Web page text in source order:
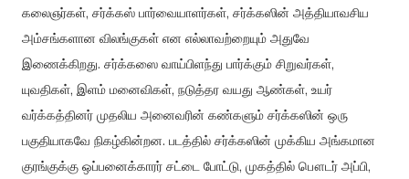
கலைஞர்கள், சர்க்கஸ் பார்வையாளர்கள், சர்க்கஸின் அத்தியாவசிய
அம்சங்களான விலங்குகள் என எல்லாவற்றையும் அதுவே
இணைக்கிறது. சர்க்கஸை வாய்பிளந்து பார்க்கும் சிறுவர்கள்,
யுவதிகள், இளம் மனைவிகள், நடுத்தர வயது ஆண்கள், உயர்
வர்க்கத்தினர் முதலிய அனைவரின் கண்களும் சர்க்கஸின் ஒரு
பகுதியாகவே நிகழ்கின்றன. படத்தில் சர்க்கஸின் முக்கிய அங்கமான
குரங்குக்கு ஒப்பனைக்காரர் சட்டை போட்டு, முகத்தில் பௌடர் அப்பி,